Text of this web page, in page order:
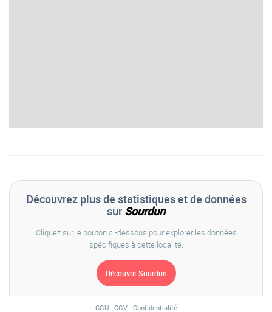
Découvrez plus de statistiques et de données
sur Sourdun
Cliquez sur le bouton ci-dessous pour explorer les données
spécifiques à cette localité.
CGU- CGV- Confidentialité